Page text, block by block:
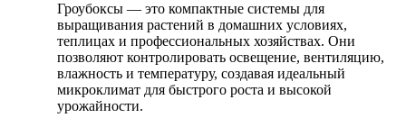
Гроубоксы — это компактные системы для
выращивания растений в домашних условиях,
теплицах и профессиональных хозяйствах. Они
позволяют контролировать освещение, вентиляцию,
влажность и температуру, создавая идеальный
микроклимат для быстрого роста и высокой
урожайности.